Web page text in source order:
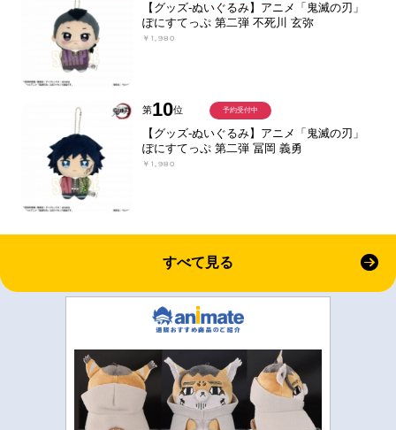
【グッズ-ぬいぐるみ】アニメ「鬼滅の刃」
ぽにすてっぷ 第二弾 不死川 玄弥
￥1,980
第10位
【グッズ-ぬいぐるみ】アニメ「鬼滅の刃」
ぽにすてっぷ 第二弾 冨岡 義勇
￥1,980
予約受付中
すべて見る